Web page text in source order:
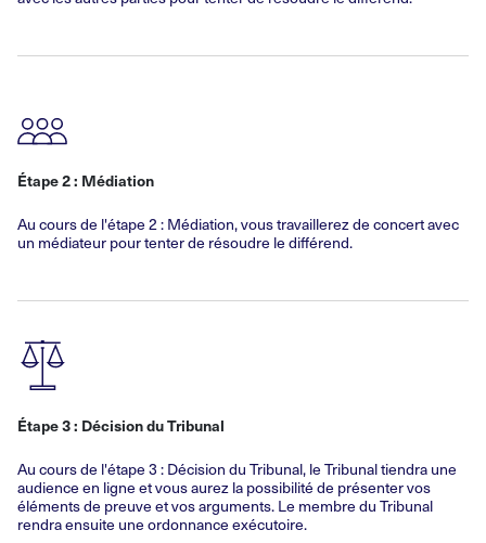
Étape 2 : Médiation
Au cours de l'étape 2 : Médiation, vous travaillerez de concert avec
un médiateur pour tenter de résoudre le différend.
Étape 3 : Décision du Tribunal
Au cours de l'étape 3 : Décision du Tribunal, le Tribunal tiendra une
audience en ligne et vous aurez la possibilité de présenter vos
éléments de preuve et vos arguments. Le membre du Tribunal
rendra ensuite une ordonnance exécutoire.